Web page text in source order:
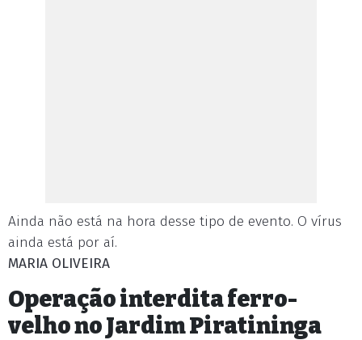
Ainda não está na hora desse tipo de evento. O vírus
ainda está por aí.
MARIA OLIVEIRA
Operação interdita ferro-
velho no Jardim Piratininga